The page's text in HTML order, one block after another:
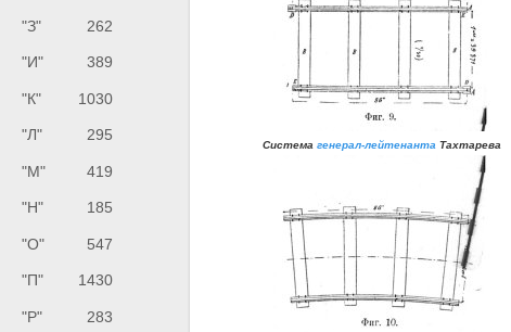
"З" 262
"И" 389
"К" 1030
"Л" 295
"М" 419
"Н" 185
"О" 547
"П" 1430
"Р" 283
Cистемагенерал-лейтенанта Тахтарева